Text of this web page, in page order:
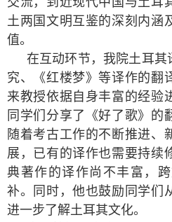
土两国文明互鉴的深刻内涵
值。
在互动环节，我院土耳
究、《红楼梦》等译作的翻
来教授依据自身丰富的经验
同学们分享了《好了歌》的
随着考古工作的不断推进、
展，已有的译作也需要持续
典著作的译作尚不丰富，
补。同时，他也鼓励同学们
进一步了解土耳其文化。